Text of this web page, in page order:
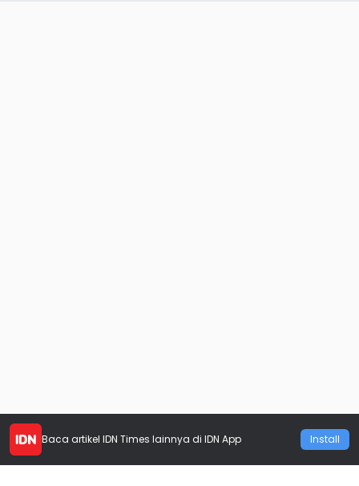
Baca artikel IDN Times lainnya di IDN App Install